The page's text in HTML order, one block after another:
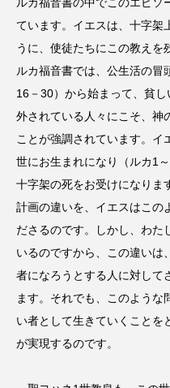
ています。イエスは、十字架
うに、使徒たちにこの教えを
ルカ福音書では、公生活の冒
16－30）から始まって、貧
外されている人々にこそ、神
ことが強調されています。イ
世にお生まれになり（ルカ1
十字架の死をお受けになりま
計画の違いを、イエスはこの
ださるのです。しかし、わた
いるのですから、この違いは
者になろうとする人に対して
ます。それでも、このような
い者として生きていくことを
が実現するのです。